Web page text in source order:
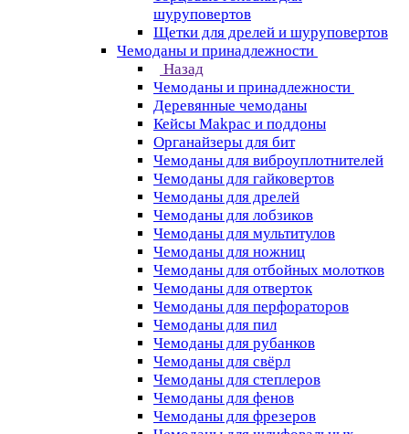
шуруповертов
Щетки для дрелей и шуруповертов
Чемоданы и принадлежности
Назад
Чемоданы и принадлежности
Деревянные чемоданы
Кейсы Makpac и поддоны
Органайзеры для бит
Чемоданы для виброуплотнителей
Чемоданы для гайковертов
Чемоданы для дрелей
Чемоданы для лобзиков
Чемоданы для мультитулов
Чемоданы для ножниц
Чемоданы для отбойных молотков
Чемоданы для отверток
Чемоданы для перфораторов
Чемоданы для пил
Чемоданы для рубанков
Чемоданы для свёрл
Чемоданы для степлеров
Чемоданы для фенов
Чемоданы для фрезеров